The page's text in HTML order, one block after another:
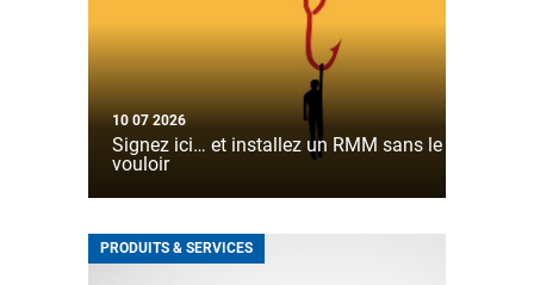
10 07 2026
Signez ici… et installez un RMM sans le
vouloir
PRODUITS & SERVICES